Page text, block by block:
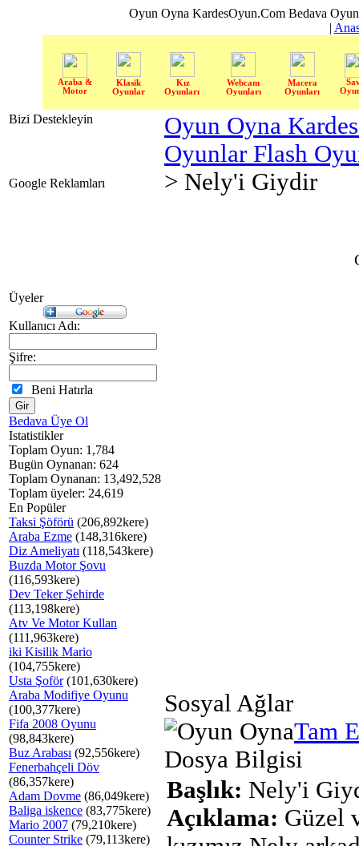
Oyun Oyna KardesOyun.Com Bedava
|
Araba &
Motor
Klasik
Oyunlar
Kız
Oyunları
Webcam
Oyunları
Macera
Oyunları
Bizi Destekleyin
Google Reklamları
Üyeler
Kullanıcı Adı:
Şifre:
Beni Hatırla
Bedava Üye Ol
Istatistikler
Toplam Oyun: 1,784
Bugün Oynanan: 624
Toplam Oynanan: 13,492,528
Toplam üyeler: 24,619
En Popüler
Taksi Şöförü (206,892kere)
Araba Ezme (148,316kere)
Diz Ameliyatı (118,543kere)
Buzda Motor Şovu
(116,593kere)
Dev Teker Şehirde
(113,198kere)
Atv Ve Motor Kullan
(111,963kere)
iki Kisilik Mario
(104,755kere)
Usta Şoför(101,630kere)
Araba Modifiye Oyunu
(100,377kere)
Fifa 2008 Oyunu
(98,843kere)
Buz Arabası (92,556kere)
Fenerbahçeli Döv
(86,357kere)
Adam Dovme (86,049kere)
Baliga iskence (83,775kere)
Mario 2007 (79,210kere)
Counter Strike (79,113kere)
Oyun Oyna
Oyunlar Flash
> Nely'i Giydir
Sosyal Ağlar
Tam
Dosya Bilgisi
Başlık: Nely'i
Açıklama: Güzel